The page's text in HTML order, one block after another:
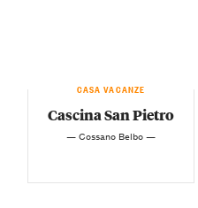
CASA VACANZE
Cascina San Pietro
— Cossano Belbo —